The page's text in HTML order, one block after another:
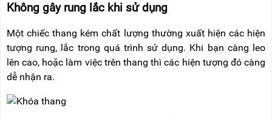
Không gây rung lắc khi sử dụng
Một chiếc thang kém chất lượng thường xuất hiện các hiện
tượng rung, lắc trong quá trình sử dụng. Khi bạn càng leo
lên cao, hoặc làm việc trên thang thì các hiện tượng đó càng
dễ nhận ra.